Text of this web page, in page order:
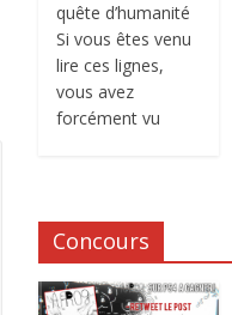
quête d’humanité
Si vous êtes venu
lire ces lignes,
vous avez
forcément vu
Concours